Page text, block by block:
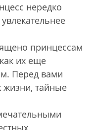
нередко
принцессам
их еще
Перед вами
жизни, тайные